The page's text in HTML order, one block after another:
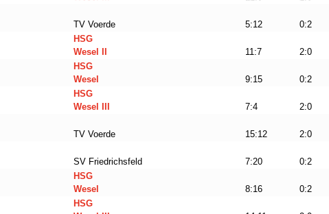
TV Voerde 5:12 0:2
HSG
Wesel II
11:7 2:0
HSG
Wesel
9:15 0:2
HSG
Wesel III
7:4 2:0
TV Voerde 15:12 2:0
SV Friedrichsfeld 7:20 0:2
HSG
Wesel
8:16 0:2
HSG